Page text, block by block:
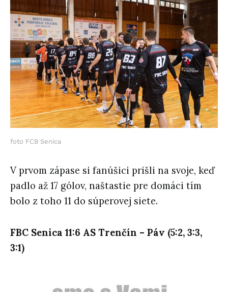
foto FCB Senica
V prvom zápase si fanúšici prišli na svoje, keď
padlo až 17 gólov, naštastie pre domáci tím
bolo z toho 11 do súperovej siete.
FBC Senica 11:6 AS Trenčín – Páv (5:2, 3:3,
3:1)